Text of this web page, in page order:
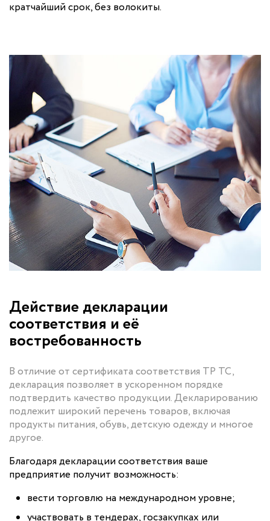
кратчайший срок, без волокиты.
Действие декларации
соответствия и её
востребованность
В отличие от сертификата соответствия ТР ТС,
декларация позволяет в ускоренном порядке
подтвердить качество продукции. Декларированию
подлежит широкий перечень товаров, включая
продукты питания, обувь, детскую одежду и многое
другое.
Благодаря декларации соответствия ваше
предприятие получит возможность:
вести торговлю на международном уровне;
участвовать в тендерах, госзакупках или